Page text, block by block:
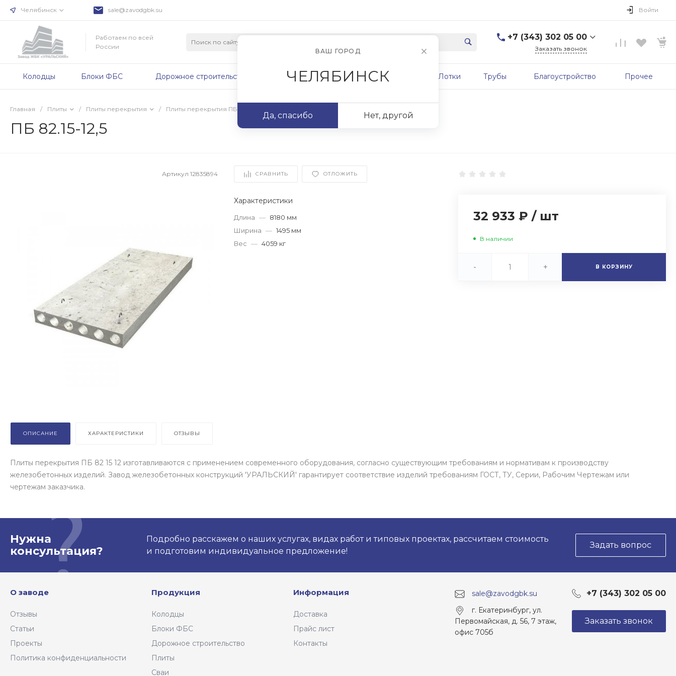
Челябинск sale@zavodgbk.su Войти
Работаем по всей
России
+7 (343) 302 05 00
г. Екатеринбург, ул.
Заказать звонок
Колодцы Блоки ФБС Дорожное строительство Плиты Сваи Фундаменты Лотки Трубы Благоустройство Прочее
Главная / Плиты / Плиты перекрытия / Плиты перекрытия ПБ
ПБ 82.15-12,5
Артикул12835894 СРАВНИТЬ ОТЛОЖИТЬ
Характеристики
Длина — 8180 мм
Ширина — 1495 мм
Вес — 4059 кг
32 933 ₽ / шт
В наличии
- + В КОРЗИНУ
ОПИСАНИЕ ХАРАКТЕРИСТИКИ ОТЗЫВЫ
Плиты перекрытия ПБ 82 15 12 изготавливаются с применением современного оборудования, согласно существующим требованиям и нормативам к производству
железобетонных изделий. Завод железобетонных конструкций 'УРАЛЬСКИЙ' гарантирует соответствие изделий требованиям ГОСТ, ТУ, Серии, Рабочим Чертежам или
чертежам заказчика.
Нужна
консультация?
Подробно расскажем о наших услугах, видах работ и типовых проектах, рассчитаем стоимость
и подготовим индивидуальное предложение!
Задать вопрос
О заводе
Отзывы
Статьи
Проекты
Политика конфиденциальности
Продукция
Колодцы
Блоки ФБС
Дорожное строительство
Плиты
Сваи
Информация
Доставка
Прайс лист
Контакты
sale@zavodgbk.su +7 (343) 302 05 00
г. Екатеринбург, ул.
Первомайская, д. 56, 7 этаж,
офис 705б
Заказать звонок
ВАШ ГОРОД
ЧЕЛЯБИНСК
Да, спасибо Нет, другой